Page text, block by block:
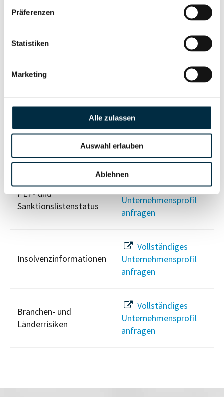
Präferenzen
Statistiken
Marketing
Alle zulassen
Auswahl erlauben
Ablehnen
Vollständiges
Unternehmensprofil
Vollständiges
anfragen
Risikoinformationen
PEP- und
Sanktionslistenstatus
Vollständiges
Unternehmensprofil
anfragen
Insolvenzinformationen
Vollständiges
Unternehmensprofil
anfragen
Branchen- und
Länderrisiken
Vollständiges
Unternehmensprofil
anfragen